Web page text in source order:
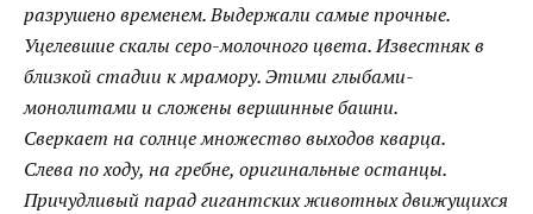
разрушено временем. Выдержали самые прочные.
Уцелевшие скалы серо-молочного цвета. Известняк в
близкой стадии к мрамору. Этими глыбами-
монолитами и сложены вершинные башни.
Сверкает на солнце множество выходов кварца.
Слева по ходу, на гребне, оригинальные останцы.
Причудливый парад гигантских животных движущихся